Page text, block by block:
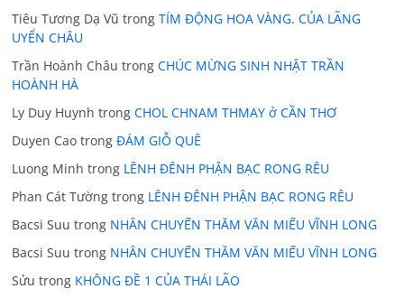
Tiêu Tương Dạ Vũ trongTÍM ĐỘNG HOA VÀNG. CỦA LÃNG
UYỂN CHÂU
Trần Hoành Châu trongCHÚC MỪNG SINH NHẬT TRẦN
HOÀNH HÀ
Ly Duy Huynh trongCHOL CHNAM THMAY ở CẦN THƠ
Duyen Cao trongĐÁM GIỖ QUÊ
Luong Minh trong LÊNH ĐÊNH PHẬN BẠC RONG RÊU
Phan Cát Tường trong LÊNH ĐÊNH PHẬN BẠC RONG RÊU
Bacsi Suu trong NHÂN CHUYẾN THĂM VĂN MIẾU VĨNH LONG
Bacsi Suu trong NHÂN CHUYẾN THĂM VĂN MIẾU VĨNH LONG
Sửu trong KHÔNG ĐỀ 1 CỦA THÁI LÃO